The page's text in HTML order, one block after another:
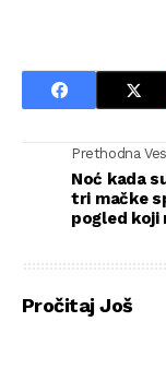
Prethodna
Noć kada
tri mačke
pogled koji
Pročitaj Još